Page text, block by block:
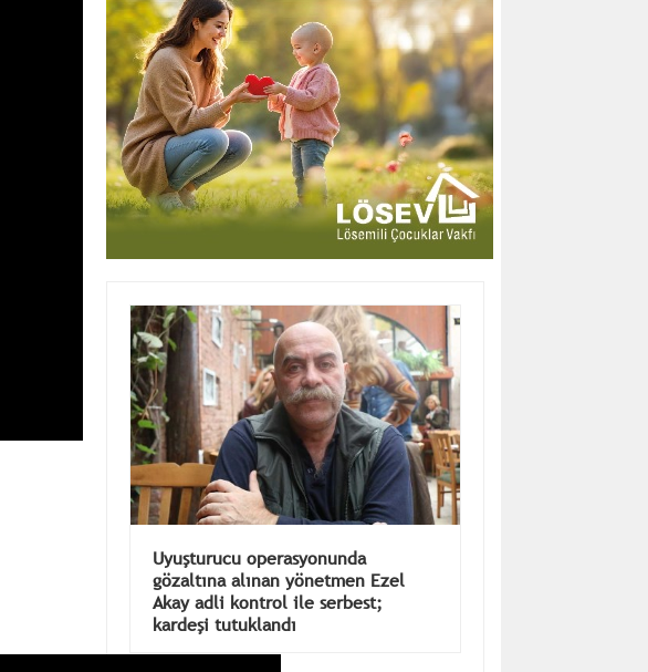
Uyuşturucu operasyonunda
gözaltına alınan yönetmen Ezel
Akay adli kontrol ile serbest;
kardeşi tutuklandı